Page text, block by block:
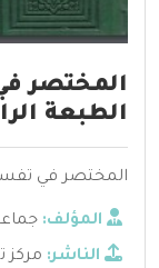
المختصر
الطبعة
المختصر في
المؤلف:
الناشر: مركز